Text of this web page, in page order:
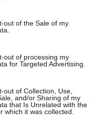
out of the Sale of my
out of processing my
for Targeted Advertising.
out of Collection, Use,
and/or Sharing of my
that Is Unrelated with the
which it was collected.